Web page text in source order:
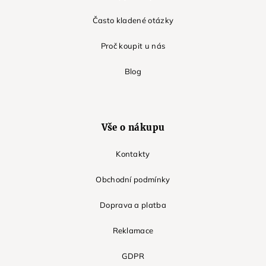
Často kladené otázky
Proč koupit u nás
Blog
Vše o nákupu
Kontakty
Obchodní podmínky
Doprava a platba
Reklamace
GDPR